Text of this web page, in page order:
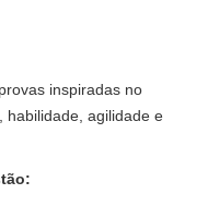
inspiradas no
habilidade, agilidade e